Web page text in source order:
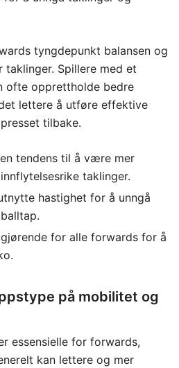
tyngdepunkt balansen og
taklinger. Spillere med et
ofte opprettholde bedre
lettere å utføre effektive
tilbake.
tendens til å være mer
taklinger.
hastighet for å unngå
for alle forwards for å
på mobilitet og
essensielle for forwards,
kan lettere og mer